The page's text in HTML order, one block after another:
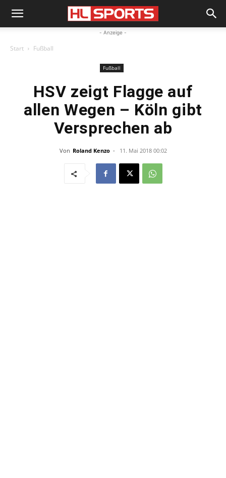
- Anzeige -
Start Fußball
Fußball
HSV zeigt Flagge auf
allen Wegen – Köln gibt
Versprechen ab
Von Roland Kenzo - 11. Mai 2018 00:02